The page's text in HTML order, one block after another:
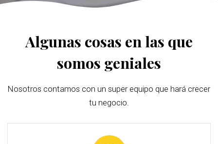
Algunas cosas en las que
somos geniales
Nosotros contamos con un super equipo que hará crecer
tu negocio.